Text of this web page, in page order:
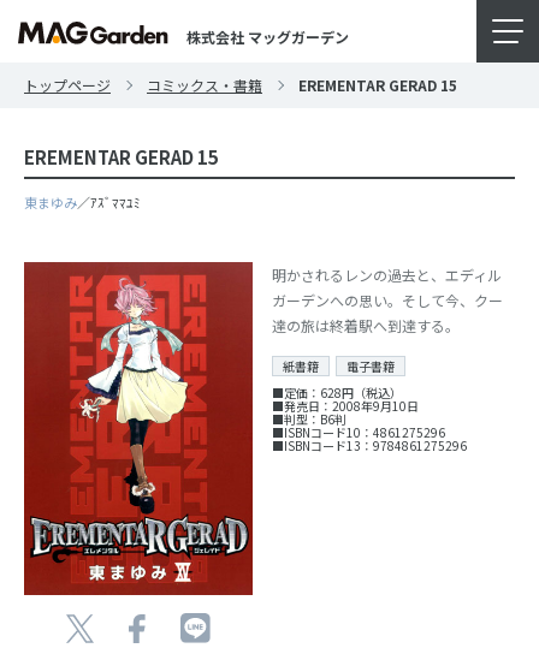
株式会社 マッグガーデン
トップページ コミックス・書籍 EREMENTAR GERAD 15
EREMENTAR GERAD 15
東まゆみ／ｱｽﾞﾏﾏﾕﾐ
明かされるレンの過去と、エディル
ガーデンへの思い。そして今、クー
達の旅は終着駅へ到達する。
紙書籍
電子書籍
■定価：628円（税込）
■発売日：2008年9月10日
■判型：B6判
■ISBNコード10：4861275296
■ISBNコード13：9784861275296